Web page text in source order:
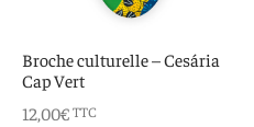
Broche culturelle – Cesária
Cap Vert
12,00€TTC